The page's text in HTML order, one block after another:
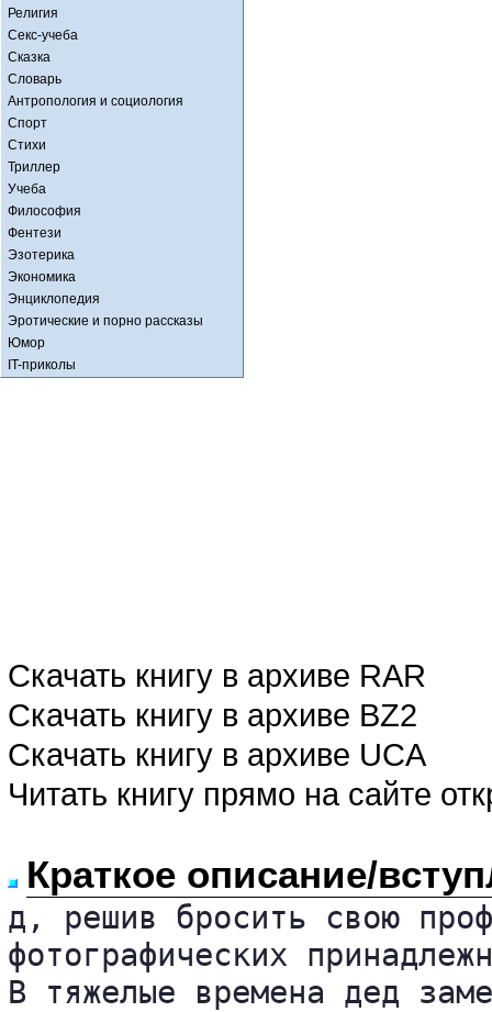
Религия
Секс-учеба
Сказка
Словарь
Антропология и социология
Спорт
Стихи
Триллер
Учеба
Философия
Фентези
Эзотерика
Экономика
Энциклопедия
Эротические и порно рассказы
Юмор
IT-приколы
Скачать книгу в архиве RAR
Скачать книгу в архиве BZ2
Скачать книгу в архиве UCA
Читать книгу прямо на сайте
Краткое описание/
д, решив бросить свою
фотографических
В тяжелые времена дед